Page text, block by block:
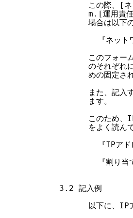
この際、[ネ
m.[運用責任
場合は以下の
『ネットワ
このフォー
のそれぞれに
めの固定され
また、記入す
        ます。
このため、
をよく読んで
『IPアドレ
『割り当
  3.2 記入例
以下に、IPア